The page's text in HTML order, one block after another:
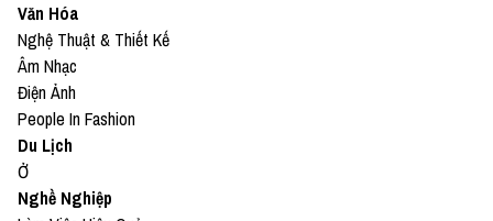
Văn Hóa
Nghệ Thuật & Thiết Kế
Âm Nhạc
Điện Ảnh
People In Fashion
Du Lịch
Ở
Nghề Nghiệp